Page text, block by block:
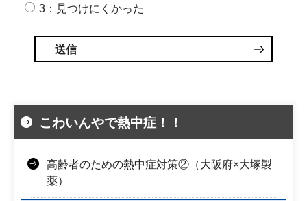
3：見つけにくかった
こわいんやで熱中症！！
高齢者のための熱中症対策②（大阪府×大塚製
薬）